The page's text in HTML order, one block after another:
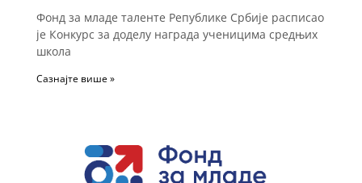
Фонд за младе таленте Републике Србије расписао
је Конкурс за доделу награда ученицима средњих
школа
Сазнајте више »